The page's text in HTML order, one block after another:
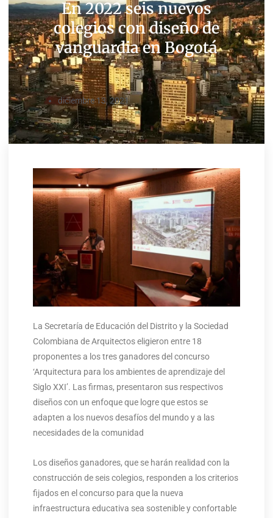
En 2022 seis nuevos
colegios con diseño de
vanguardia en Bogotá
diciembre 13, 2021
La Secretaría de Educación del Distrito y la Sociedad
Colombiana de Arquitectos eligieron entre 18
proponentes a los tres ganadores del concurso
‘Arquitectura para los ambientes de aprendizaje del
Siglo XXI’. Las firmas, presentaron sus respectivos
diseños con un enfoque que logre que estos se
adapten a los nuevos desafíos del mundo y a las
necesidades de la comunidad
Los diseños ganadores, que se harán realidad con la
construcción de seis colegios, responden a los criterios
fijados en el concurso para que la nueva
infraestructura educativa sea sostenible y confortable